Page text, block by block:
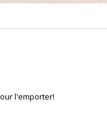
l'emporter!